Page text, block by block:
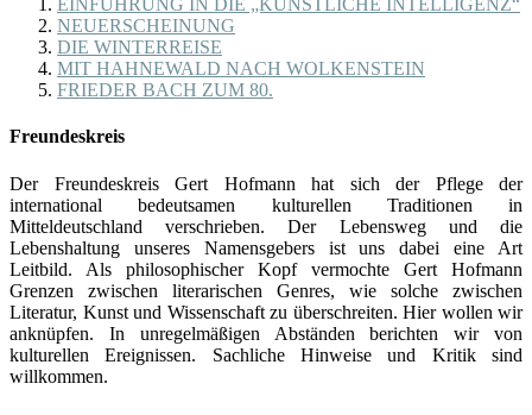
EINFÜHRUNG IN DIE „KÜNSTLICHE INTELLIGENZ“
NEUERSCHEINUNG
DIE WINTERREISE
MIT HAHNEWALD NACH WOLKENSTEIN
FRIEDER BACH ZUM 80.
Freundeskreis
Der Freundeskreis Gert Hofmann hat sich der Pflege der
international bedeutsamen kulturellen Traditionen in
Mitteldeutschland verschrieben. Der Lebensweg und die
Lebenshaltung unseres Namensgebers ist uns dabei eine Art
Leitbild. Als philosophischer Kopf vermochte Gert Hofmann
Grenzen zwischen literarischen Genres, wie solche zwischen
Literatur, Kunst und Wissenschaft zu überschreiten. Hier wollen wir
anknüpfen. In unregelmäßigen Abständen berichten wir von
kulturellen Ereignissen. Sachliche Hinweise und Kritik sind
willkommen.